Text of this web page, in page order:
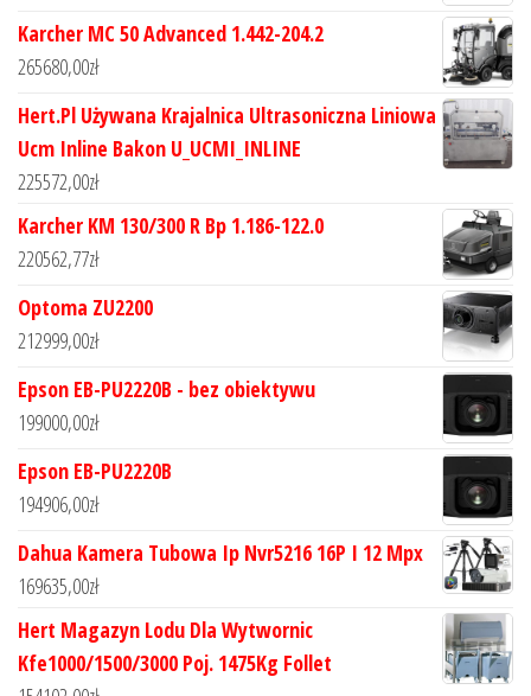
Karcher MC 50 Advanced 1.442-204.2
265680,00zł
Hert.Pl Używana Krajalnica Ultrasoniczna Liniowa
Ucm Inline Bakon U_UCMI_INLINE
225572,00zł
Karcher KM 130/300 R Bp 1.186-122.0
220562,77zł
Optoma ZU2200
212999,00zł
Epson EB-PU2220B - bez obiektywu
199000,00zł
Epson EB-PU2220B
194906,00zł
Dahua Kamera Tubowa Ip Nvr5216 16P I 12 Mpx
169635,00zł
Hert Magazyn Lodu Dla Wytwornic
Kfe1000/1500/3000 Poj. 1475Kg Follet